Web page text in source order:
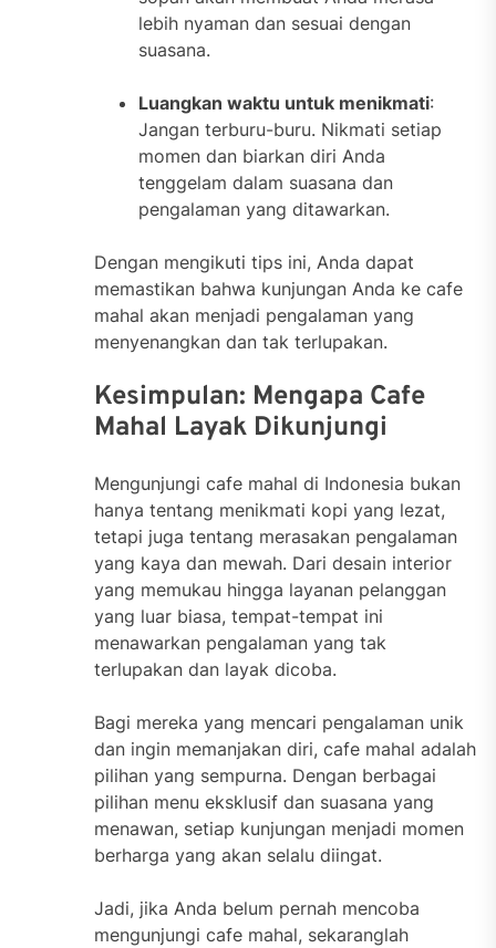
lebih nyaman dan sesuai dengan
suasana.
Luangkan waktu untuk menikmati:
Jangan terburu-buru. Nikmati setiap
momen dan biarkan diri Anda
tenggelam dalam suasana dan
pengalaman yang ditawarkan.
Dengan mengikuti tips ini, Anda dapat
memastikan bahwa kunjungan Anda ke cafe
mahal akan menjadi pengalaman yang
menyenangkan dan tak terlupakan.
Kesimpulan: Mengapa Cafe
Mahal Layak Dikunjungi
Mengunjungi cafe mahal di Indonesia bukan
hanya tentang menikmati kopi yang lezat,
tetapi juga tentang merasakan pengalaman
yang kaya dan mewah. Dari desain interior
yang memukau hingga layanan pelanggan
yang luar biasa, tempat-tempat ini
menawarkan pengalaman yang tak
terlupakan dan layak dicoba.
Bagi mereka yang mencari pengalaman unik
dan ingin memanjakan diri, cafe mahal adalah
pilihan yang sempurna. Dengan berbagai
pilihan menu eksklusif dan suasana yang
menawan, setiap kunjungan menjadi momen
berharga yang akan selalu diingat.
Jadi, jika Anda belum pernah mencoba
mengunjungi cafe mahal, sekaranglah